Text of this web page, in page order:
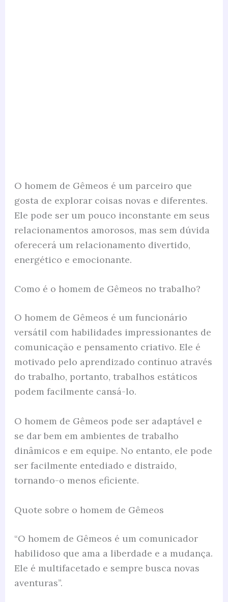
O homem de Gêmeos é um parceiro que
gosta de explorar coisas novas e diferentes.
Ele pode ser um pouco inconstante em seus
relacionamentos amorosos, mas sem dúvida
oferecerá um relacionamento divertido,
energético e emocionante.
Como é o homem de Gêmeos no trabalho?
O homem de Gêmeos é um funcionário
versátil com habilidades impressionantes de
comunicação e pensamento criativo. Ele é
motivado pelo aprendizado contínuo através
do trabalho, portanto, trabalhos estáticos
podem facilmente cansá-lo.
O homem de Gêmeos pode ser adaptável e
se dar bem em ambientes de trabalho
dinâmicos e em equipe. No entanto, ele pode
ser facilmente entediado e distraído,
tornando-o menos eficiente.
Quote sobre o homem de Gêmeos
“O homem de Gêmeos é um comunicador
habilidoso que ama a liberdade e a mudança.
Ele é multifacetado e sempre busca novas
aventuras”.